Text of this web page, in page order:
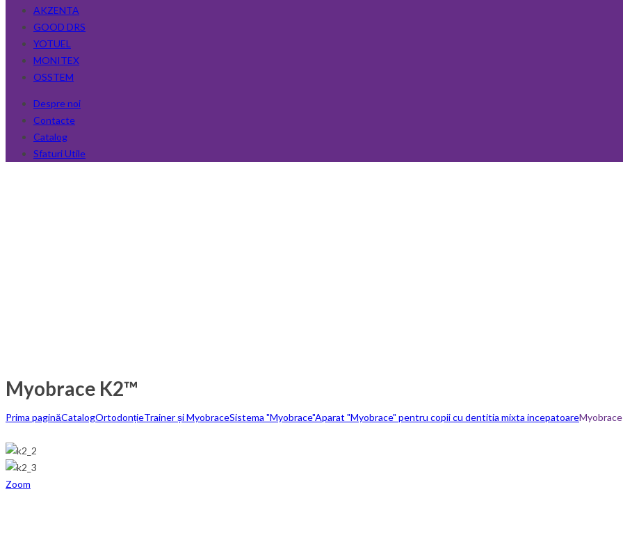
AKZENTA
GOOD DRS
YOTUEL
MONITEX
OSSTEM
Despre noi
Contacte
Catalog
Sfaturi Utile
Myobrace K2™
Prima paginăCatalogOrtodonțieTrainer și MyobraceSistema "Myobrace"Aparat "Myobrace" pentru copii cu dentitia mixta incepatoare
Zoom